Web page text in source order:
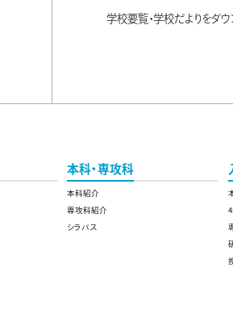
学校要覧・学校だよりをダ
本科・専攻科
本科紹介
専攻科紹介
シラバス